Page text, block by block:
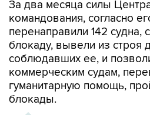
перенаправили 142 судна,
блокаду, вывели из строя
соблюдавших ее, и
коммерческим судам,
гуманитарную помощь,
блокады.